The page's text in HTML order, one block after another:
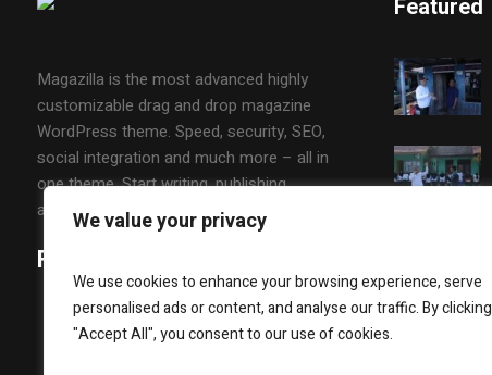
We value your privacy
We use cookies to enhance your browsing experience, serve
personalised ads or content, and analyse our traffic. By clicking
"Accept All", you consent to our use of cookies.
Magazilla is the most advanced highly
customizable drag and drop magazine
WordPress theme. Speed, security, SEO,
social integration and much more – all in
one theme. Start writing, publishing,
advertising and sharing in minutes.
Follow Us
Featured